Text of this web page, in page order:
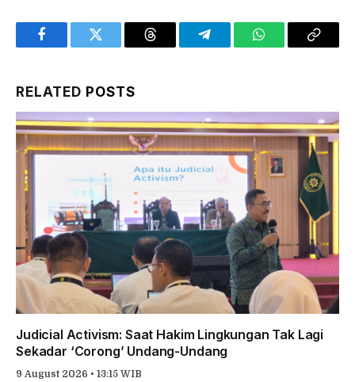
FacebookTwitter Threads TelegramWhatsAppCopy
RELATED POSTS
Judicial Activism: Saat Hakim Lingkungan Tak Lagi
Sekadar ‘Corong’ Undang-Undang
9 August 2026 • 13:15 WIB